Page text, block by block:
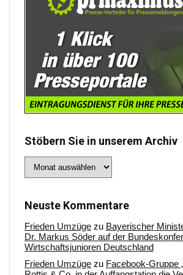
Stöbern Sie in unserem Archiv
Sie
Archiv
Neuste Kommentare
Frieden Umzüge zu Bayerischer
Dr. Markus Söder auf der
Wirtschaftsjunioren Deutschland
Frieden Umzüge zu Facebook-Gruppe